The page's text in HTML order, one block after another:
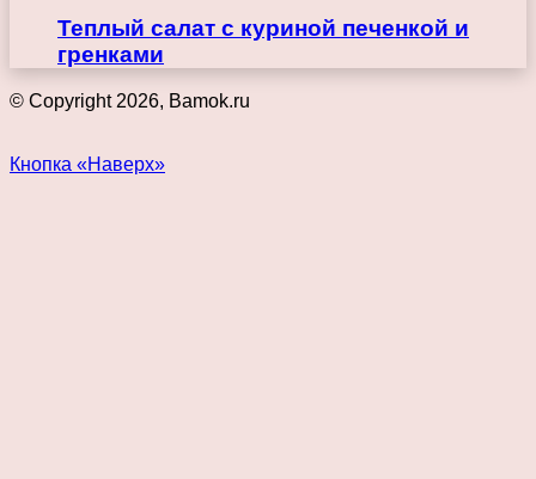
Теплый салат с куриной печенкой и
гренками
© Copyright 2026, Bamok.ru
Кнопка «Наверх»